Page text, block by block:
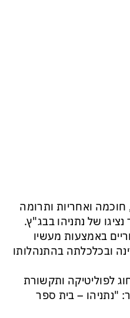
חוכמה ואחריות ותרומה
של נתניהו בבג"ץ.
באמצעות מעשיו
ובכלכלתה בהתנהלותו
לפוליטיקה ותקשורת
– בית ספר